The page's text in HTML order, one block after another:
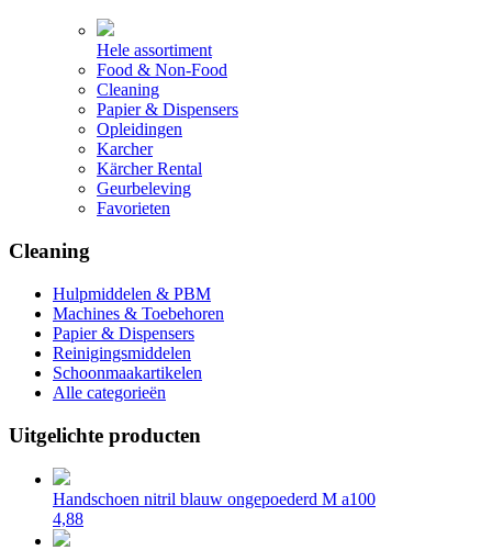
Hele assortiment
Food & Non-Food
Cleaning
Papier & Dispensers
Opleidingen
Karcher
Kärcher Rental
Geurbeleving
Favorieten
Cleaning
Hulpmiddelen & PBM
Machines & Toebehoren
Papier & Dispensers
Reinigingsmiddelen
Schoonmaakartikelen
Alle categorieën
Uitgelichte producten
Handschoen nitril blauw ongepoederd M a100
4,88